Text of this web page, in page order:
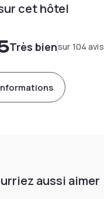
cet hôtel
Très biensur 104 avis
aussi aimer